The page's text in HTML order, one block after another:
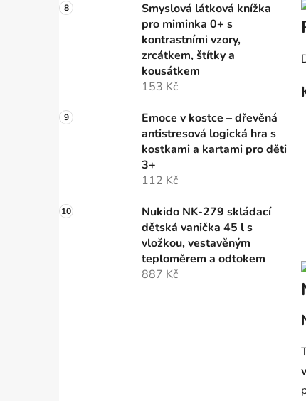
Smyslová látková knížka
pro miminka 0+ s
kontrastními vzory,
zrcátkem, štítky a
kousátkem
153 Kč
Emoce v kostce – dřevěná
antistresová logická hra s
kostkami a kartami pro děti
3+
112 Kč
Nukido NK-279 skládací
dětská vanička 45 l s
vložkou, vestavěným
teploměrem a odtokem
887 Kč